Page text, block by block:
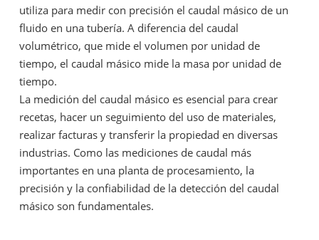
utiliza para medir con precisión el caudal másico de un
fluido en una tubería. A diferencia del caudal
volumétrico, que mide el volumen por unidad de
tiempo, el caudal másico mide la masa por unidad de
tiempo.
La medición del caudal másico es esencial para crear
recetas, hacer un seguimiento del uso de materiales,
realizar facturas y transferir la propiedad en diversas
industrias. Como las mediciones de caudal más
importantes en una planta de procesamiento, la
precisión y la confiabilidad de la detección del caudal
másico son fundamentales.